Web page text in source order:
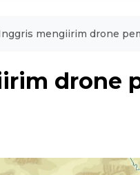
mengiirim drone
drone